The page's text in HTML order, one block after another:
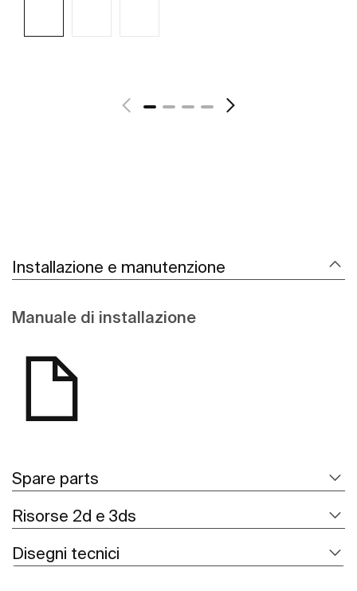
Installazione e manutenzione
Manuale di installazione
Spare parts
Risorse 2d e 3ds
Disegni tecnici